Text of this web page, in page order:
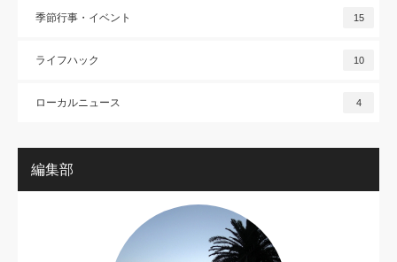
季節行事・イベント 15
ライフハック 10
ローカルニュース 4
編集部